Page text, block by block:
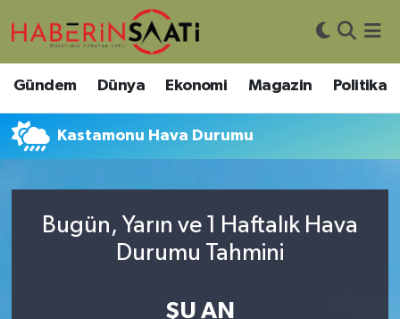
Gündem Dünya Ekonomi Magazin Politika
Kastamonu Hava Durumu
Bugün, Yarın ve 1 Haftalık Hava
Durumu Tahmini
ŞU AN
Asayiş
Bilim ve Teknoloji
Çevre
Nöbetçi Eczaneler
Hava Durumu
Trafik Durumu
Tüm Manşetler